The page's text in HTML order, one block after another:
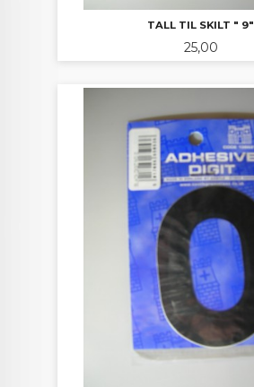
TALL TIL SKILT " 9"
Pris
25,00